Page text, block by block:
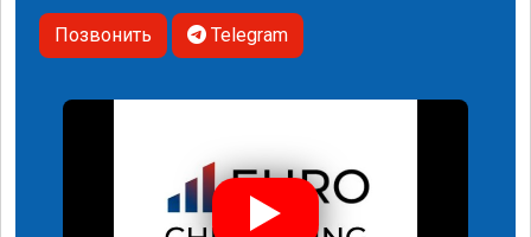
Позвонить Telegram